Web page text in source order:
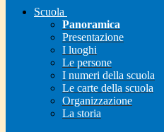
Scuola
Panoramica
Presentazione
I luoghi
Le persone
I numeri della scuola
Le carte della scuola
Organizzazione
La storia